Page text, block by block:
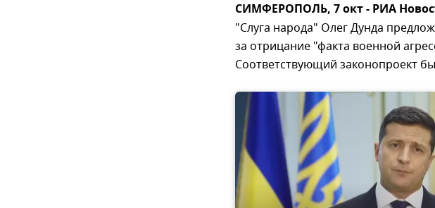
СИМФЕРОПОЛЬ, 7 окт - РИА
"Слуга народа" Олег Дунда
за отрицание "факта военной
Соответствующий законопроект